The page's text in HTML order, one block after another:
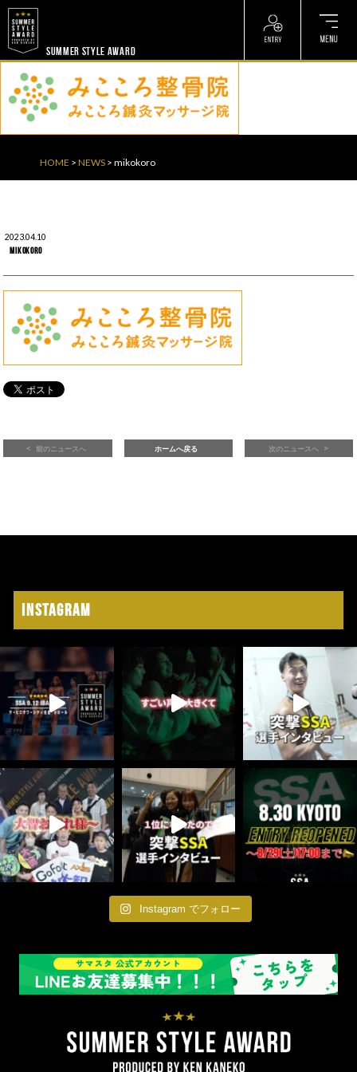
SUMMER STYLE AWARD
HOME > NEWS > mikokoro
2023.04.10
mikokoro
前のニュースへ ホームへ戻る 次のニュースへ
Instagram
Instagram でフォロー